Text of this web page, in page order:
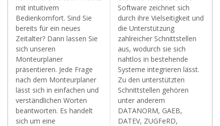
mit intuitivem
Bedienkomfort. Sind Sie
bereits für ein neues
Zeitalter? Dann lassen Sie
sich unseren
Monteurplaner
präsentieren. Jede Frage
nach dem Monteurplaner
lässt sich in einfachen und
verständlichen Worten
beantworten. Es handelt
sich um eine
Software zeichnet sich
durch ihre Vielseitigkeit und
die Unterstützung
zahlreicher Schnittstellen
aus, wodurch sie sich
nahtlos in bestehende
Systeme integrieren lässt.
Zu den unterstützten
Schnittstellen gehören
unter anderem
DATANORM, GAEB,
DATEV, ZUGFeRD,